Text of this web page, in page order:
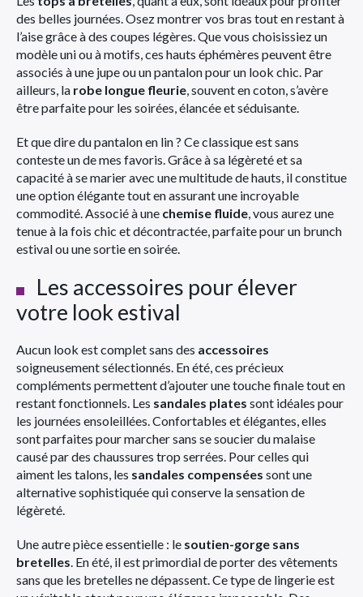
des belles journées. Osez montrer vos bras tout en restant à
l’aise grâce à des coupes légères. Que vous choisissiez un
modèle uni ou à motifs, ces hauts éphémères peuvent être
associés à une jupe ou un pantalon pour un look chic. Par
ailleurs, la robe longue fleurie, souvent en coton, s’avère
être parfaite pour les soirées, élancée et séduisante.
Et que dire du pantalon en lin ? Ce classique est sans
conteste un de mes favoris. Grâce à sa légèreté et sa
capacité à se marier avec une multitude de hauts, il constitue
une option élégante tout en assurant une incroyable
commodité. Associé à une chemise fluide, vous aurez une
tenue à la fois chic et décontractée, parfaite pour un brunch
estival ou une sortie en soirée.
Les accessoires pour élever
votre look estival
Aucun look est complet sans des accessoires
soigneusement sélectionnés. En été, ces précieux
compléments permettent d’ajouter une touche finale tout en
restant fonctionnels. Les sandales plates sont idéales pour
les journées ensoleillées. Confortables et élégantes, elles
sont parfaites pour marcher sans se soucier du malaise
causé par des chaussures trop serrées. Pour celles qui
aiment les talons, les sandales compensées sont une
alternative sophistiquée qui conserve la sensation de
légèreté.
Une autre pièce essentielle : le soutien-gorge sans
bretelles. En été, il est primordial de porter des vêtements
sans que les bretelles ne dépassent. Ce type de lingerie est